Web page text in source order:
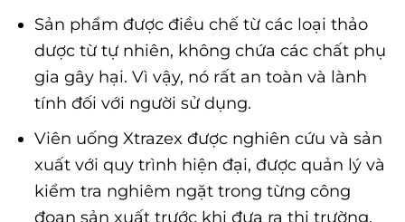
Sản phẩm được điều chế từ các loại thảo
dược từ tự nhiên, không chứa các chất phụ
gia gây hại. Vì vậy, nó rất an toàn và lành
tính đối với người sử dụng.
Viên uống Xtrazex được nghiên cứu và sản
xuất với quy trình hiện đại, được quản lý và
kiểm tra nghiêm ngặt trong từng công
đoạn sản xuất trước khi đưa ra thị trường.